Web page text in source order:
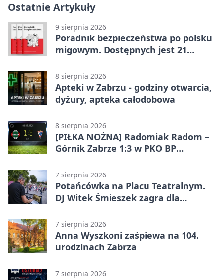
Ostatnie Artykuły
9 sierpnia 2026
Poradnik bezpieczeństwa po polsku
migowym. Dostępnych jest 21
8 sierpnia 2026
Apteki w Zabrzu - godziny otwarcia,
dyżury, apteka całodobowa
8 sierpnia 2026
[PIŁKA NOŻNA] Radomiak Radom –
Górnik Zabrze 1:3 w PKO BP
Federico dał zabrzanom zwycięstwo
7 sierpnia 2026
Potańcówka na Placu Teatralnym.
DJ Witek Śmieszek zagra dla
7 sierpnia 2026
Anna Wyszkoni zaśpiewa na 104.
urodzinach Zabrza
7 sierpnia 2026